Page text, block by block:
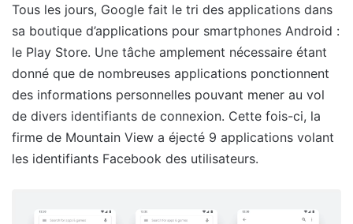
Tous les jours, Google fait le tri des applications dans
sa boutique d’applications pour smartphones Android :
le Play Store. Une tâche amplement nécessaire étant
donné que de nombreuses applications ponctionnent
des informations personnelles pouvant mener au vol
de divers identifiants de connexion. Cette fois-ci, la
firme de Mountain View a éjecté 9 applications volant
les identifiants Facebook des utilisateurs.